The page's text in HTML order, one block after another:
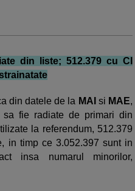
din liste; 512.379 cu CI
din datele de la MAI si MAE,
sa fie radiate de primari din
la referendum, 512.379
in timp ce 3.052.397 sunt in
insa numarul minorilor,